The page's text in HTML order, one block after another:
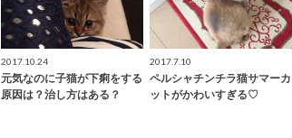
2017.10.24
元気なのに子猫が下痢をする
原因は？治し方はある？
2017.7.10
ペルシャチンチラ猫サマーカ
ットがかわいすぎる♡